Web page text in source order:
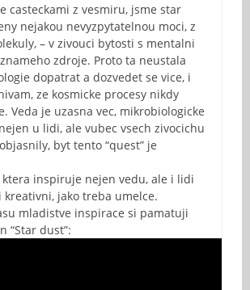
casteckami z vesmiru, jsme star
nejakou nevyzpytatelnou moci, z
– v zivouci bytosti s mentalni
zdroje. Proto ta neustala
dopatrat a dozvedet se vice, i
ze kosmicke procesy nikdy
Veda je uzasna vec, mikrobiologicke
u lidi, ale vubec vsech zivocichu
byt tento “quest” je
ktera inspiruje nejen vedu, ale i lidi
kreativni, jako treba umelce.
mladistve inspirace si pamatuji
“Star dust”: